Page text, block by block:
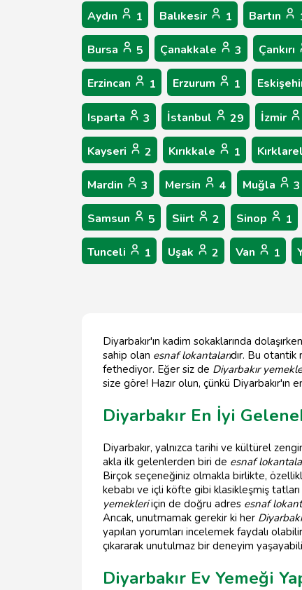
Aydın 1 Balıkesir 1 Bartın
Bursa 5 Çanakkale 3 Çankırı
Erzincan 1 Erzurum 1
Isparta 3 İstanbul 29 İzmir
Kayseri 2 Kırıkkale 1
Mardin 3 Mersin 4 Muğla 3
Samsun 5 Siirt 2 Sinop 1
Tunceli 1 Uşak 2 Van 1
Diyarbakır'ın kadim sokaklarında
sahip olan esnaf lokantalarıdır. Bu otantik
fethediyor. Eğer siz de Diyarbakır
size göre! Hazır olun, çünkü Diyarbakır'ın
Diyarbakır En İyi
Diyarbakır, yalnızca tarihi ve kültürel
akla ilk gelenlerden biri de esnaf
Birçok seçeneğiniz olmakla birlikte,
kebabı ve içli köfte gibi klasikleşmiş
yemekleriiçin de doğru adres esnaf
Ancak, unutmamak gerekir ki her
yapılan yorumları incelemek faydalı
çıkararak unutulmaz bir deneyim
Diyarbakır Ev Yemeği